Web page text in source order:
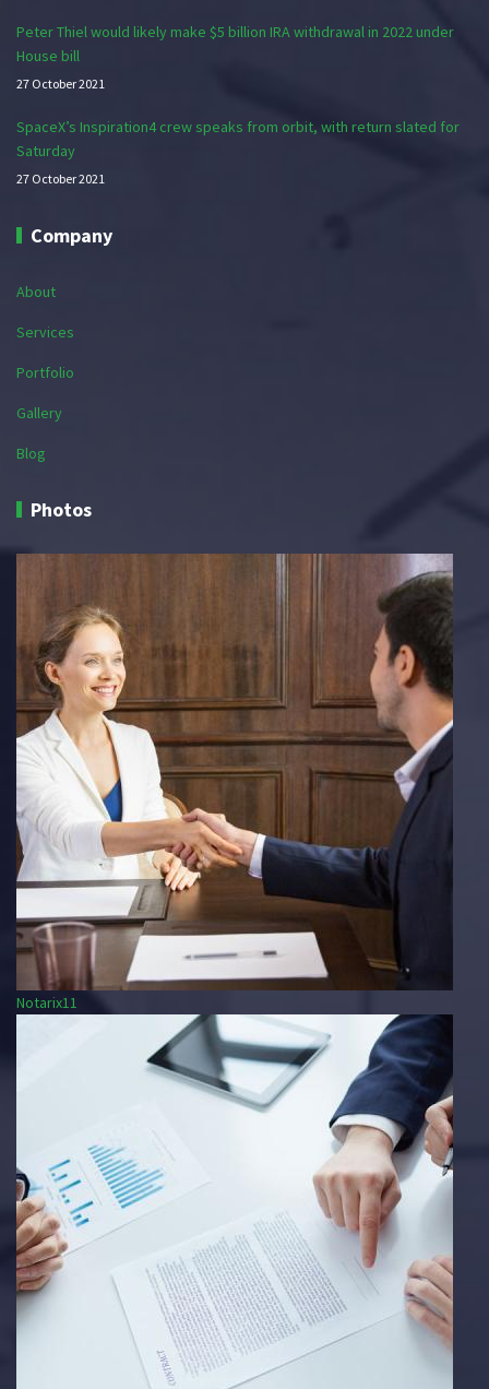
Peter Thiel would likely make $5 billion IRA withdrawal in 2022 under
House bill
27 October 2021
SpaceX’s Inspiration4 crew speaks from orbit, with return slated for
Saturday
27 October 2021
Company
About
Services
Portfolio
Gallery
Blog
Photos
Notarix11